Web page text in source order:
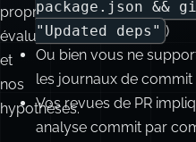
survivant,
viennent
souvent
compliquer
notre
propre
Ou bien vos commits
soigneusement
Peut‑être chaque
autonome et atomique
package.json &&